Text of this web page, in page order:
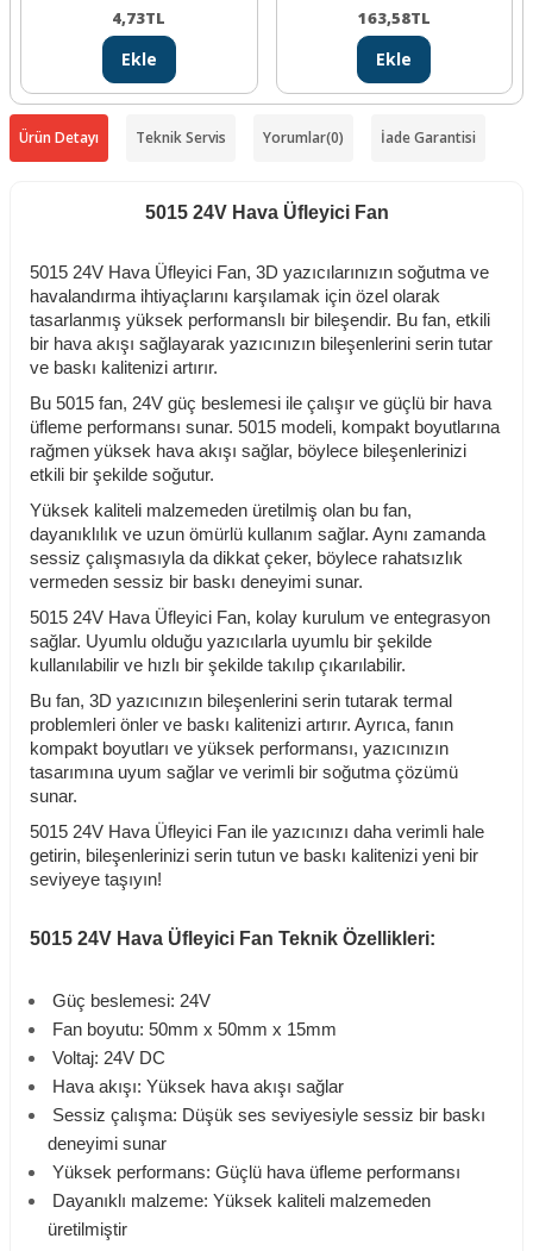
4,73TL
Ekle
163,58TL
Ekle
Ürün Detayı Teknik Servis Yorumlar(0) İade Garantisi
5015 24V Hava Üfleyici Fan
5015 24V Hava Üfleyici Fan, 3D yazıcılarınızın soğutma ve
havalandırma ihtiyaçlarını karşılamak için özel olarak
tasarlanmış yüksek performanslı bir bileşendir. Bu fan, etkili
bir hava akışı sağlayarak yazıcınızın bileşenlerini serin tutar
ve baskı kalitenizi artırır.
Bu 5015 fan, 24V güç beslemesi ile çalışır ve güçlü bir hava
üfleme performansı sunar. 5015 modeli, kompakt boyutlarına
rağmen yüksek hava akışı sağlar, böylece bileşenlerinizi
etkili bir şekilde soğutur.
Yüksek kaliteli malzemeden üretilmiş olan bu fan,
dayanıklılık ve uzun ömürlü kullanım sağlar. Aynı zamanda
sessiz çalışmasıyla da dikkat çeker, böylece rahatsızlık
vermeden sessiz bir baskı deneyimi sunar.
5015 24V Hava Üfleyici Fan, kolay kurulum ve entegrasyon
sağlar. Uyumlu olduğu yazıcılarla uyumlu bir şekilde
kullanılabilir ve hızlı bir şekilde takılıp çıkarılabilir.
Bu fan, 3D yazıcınızın bileşenlerini serin tutarak termal
problemleri önler ve baskı kalitenizi artırır. Ayrıca, fanın
kompakt boyutları ve yüksek performansı, yazıcınızın
tasarımına uyum sağlar ve verimli bir soğutma çözümü
sunar.
5015 24V Hava Üfleyici Fan ile yazıcınızı daha verimli hale
getirin, bileşenlerinizi serin tutun ve baskı kalitenizi yeni bir
seviyeye taşıyın!
5015 24V Hava Üfleyici Fan Teknik Özellikleri:
Güç beslemesi: 24V
Fan boyutu: 50mm x 50mm x 15mm
Voltaj: 24V DC
Hava akışı: Yüksek hava akışı sağlar
Sessiz çalışma: Düşük ses seviyesiyle sessiz bir baskı
deneyimi sunar
Yüksek performans: Güçlü hava üfleme performansı
Dayanıklı malzeme: Yüksek kaliteli malzemeden
üretilmiştir